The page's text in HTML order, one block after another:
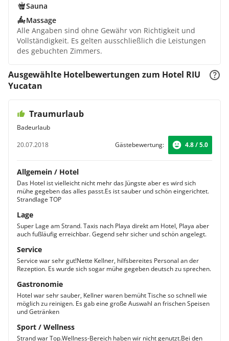
Sauna
Massage
Alle Angaben sind ohne Gewähr von Richtigkeit und
Vollständigkeit. Es gelten ausschließlich die Leistungen
des gebuchten Zimmers.
Ausgewählte Hotelbewertungen zum Hotel RIU
Yucatan
Traumurlaub
Badeurlaub
20.07.2018
Gästebewertung: 4.8 / 5.0
Allgemein / Hotel
Das Hotel ist vielleicht nicht mehr das Jüngste aber es wird sich
mühe gegeben das alles passt.Es ist sauber und schön eingerichtet.
Strandlage TOP
Lage
Super Lage am Strand. Taxis nach Playa direkt am Hotel, Playa aber
auch fußläufig erreichbar. Gegend sehr sicher und schön angelegt.
Service
Service war sehr gut!Nette Kellner, hilfsbereites Personal an der
Rezeption. Es wurde sich sogar mühe gegeben deutsch zu sprechen.
Gastronomie
Hotel war sehr sauber, Kellner waren bemüht Tische so schnell wie
möglich zu reinigen. Es gab eine große Auswahl an frischen Speisen
und Getränken
Sport / Wellness
Strand war Top.Wellness-Bereich haben wir nicht genutzt.Bei den